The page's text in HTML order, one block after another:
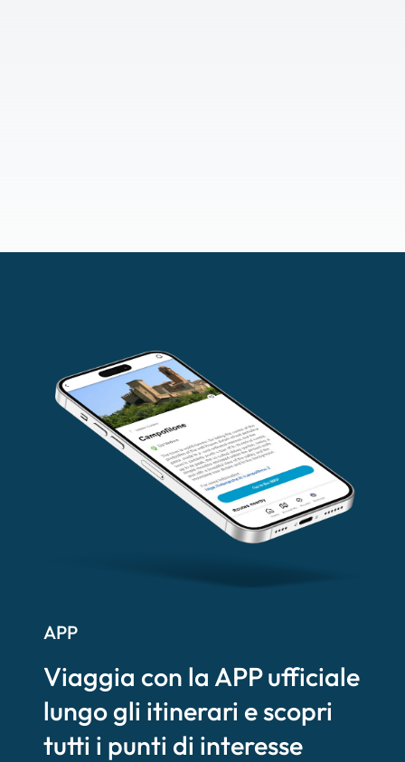
APP
Viaggia con la APP ufficiale
lungo gli itinerari e scopri
tutti i punti di interesse